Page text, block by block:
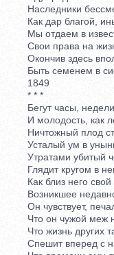
Наследники
Как дар благой,
Мы отдаем в
Свои права на
Окончив здесь
Быть семенем в
1849
* * *
Бегут часы, недели
И молодость, как
Ничтожный плод
Усталый ум в
Утратами убитый
Глядит кругом в
Как близ него свой
Возникшее
Он чувствует,
Что он чужой меж
Что жизнь других
Спешит вперед с